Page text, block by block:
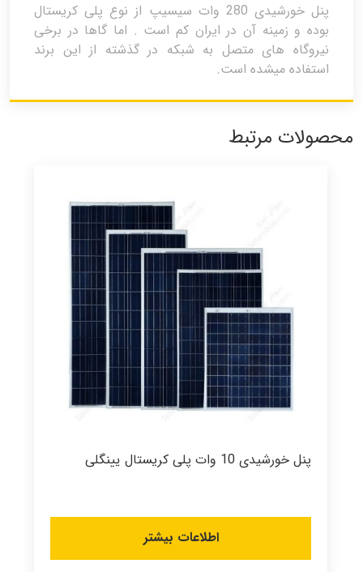
پنل خورشیدی 280 وات سیسیپ از نوع پلی کریستال
بوده و زمینه آن در ایران کم است . اما گاها در برخی
نیروگاه های متصل به شبکه در گذشته از این برند
استفاده میشده است.
محصولات مرتبط
پنل خورشیدی 10 وات پلی کریستال یینگلی
اطلاعات بیشتر